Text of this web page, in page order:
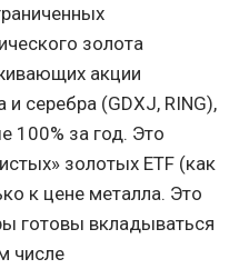
золота
акции
серебра (GDXJ, RING),
100% за год. Это
золотых ETF (как
к цене металла. Это
готовы вкладываться
числе